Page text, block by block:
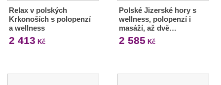
Relax v polských
Krkonoších s polopenzí
a wellness
2 413 Kč
Polské Jizerské hory s
wellness, polopenzí i
masáží, až dvě…
2 585 Kč